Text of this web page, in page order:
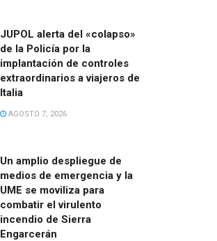
JUPOL alerta del «colapso»
de la Policía por la
implantación de controles
extraordinarios a viajeros de
Italia
AGOSTO 7, 2026
Un amplio despliegue de
medios de emergencia y la
UME se moviliza para
combatir el virulento
incendio de Sierra
Engarcerán